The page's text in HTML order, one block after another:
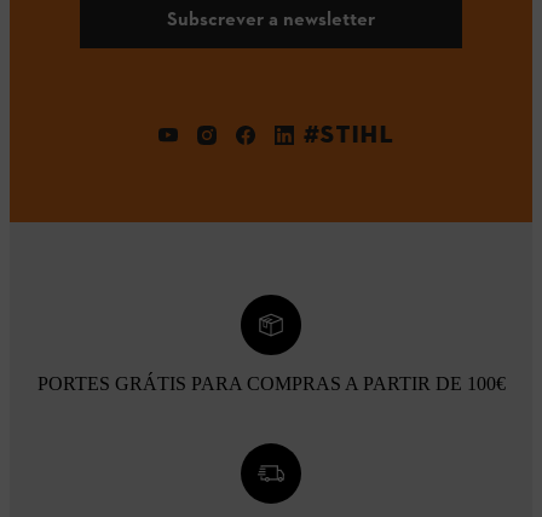
Subscrever a newsletter
#STIHL
PORTES GRÁTIS PARA COMPRAS A PARTIR DE 100€